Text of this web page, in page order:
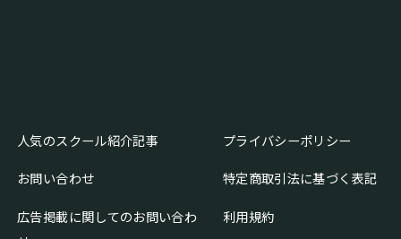
人気のスクール紹介記事
お問い合わせ
広告掲載に関してのお問い合わ
プライバシーポリシー
特定商取引法に基づく表記
利用規約